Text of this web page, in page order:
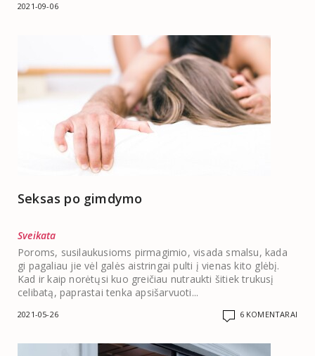
2021-09-06
Seksas po gimdymo
Sveikata
Poroms, susilaukusioms pirmagimio, visada smalsu, kada
gi pagaliau jie vėl galės aistringai pulti į vienas kito glėbį.
Kad ir kaip norėtųsi kuo greičiau nutraukti šitiek trukusį
celibatą, paprastai tenka apsišarvuoti...
2021-05-26 6 KOMENTARAI